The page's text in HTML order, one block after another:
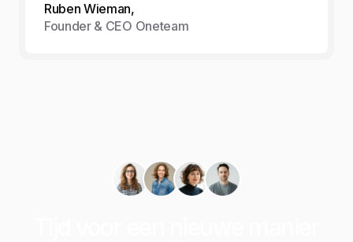
Ruben Wieman,
Founder & CEO Oneteam